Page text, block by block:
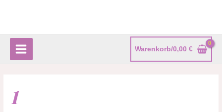
Warenkorb/0,00€
1